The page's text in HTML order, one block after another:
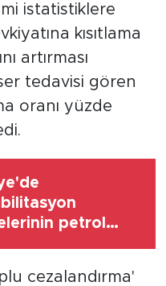
istatistiklere
kısıtlama
artırması
tedavisi gören
oranı yüzde
petrol
cezalandırma'